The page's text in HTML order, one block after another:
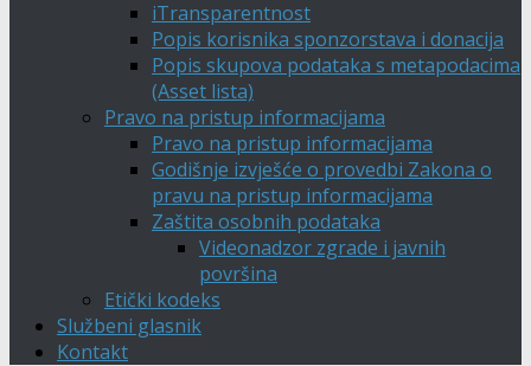
iTransparentnost
Popis korisnika sponzorstava i donacija
Popis skupova podataka s metapodacima
(Asset lista)
Pravo na pristup informacijama
Pravo na pristup informacijama
Godišnje izvješće o provedbi Zakona o
pravu na pristup informacijama
Zaštita osobnih podataka
Videonadzor zgrade i javnih
površina
Etički kodeks
Službeni glasnik
Kontakt